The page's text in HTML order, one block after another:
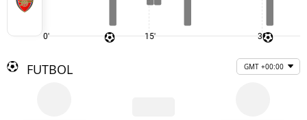
0' 15' 30'
FUTBOL GMT +00:00